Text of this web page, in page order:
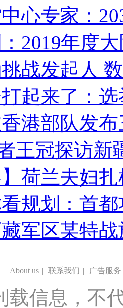
心专家：
2019年度
战发起人
起来了：
港部队发
王冠探访新
】荷兰夫妇
规划：首
军区某特
| About us | 联系我们 | 广告服务
载信息，不